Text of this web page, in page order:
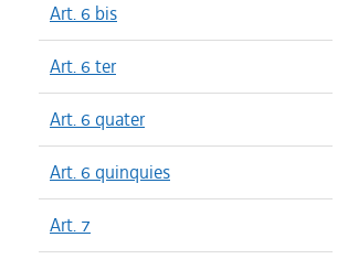
Art. 6 bis
Art. 6 ter
Art. 6 quater
Art. 6 quinquies
Art. 7